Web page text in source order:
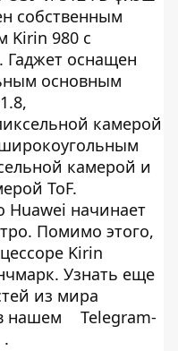
собственным
Kirin 980 с
Гаджет оснащен
основным
камерой
камерой и
ToF.
Huawei начинает
Помимо этого,
Kirin
Узнать еще
из мира
нашем
Telegram-
.